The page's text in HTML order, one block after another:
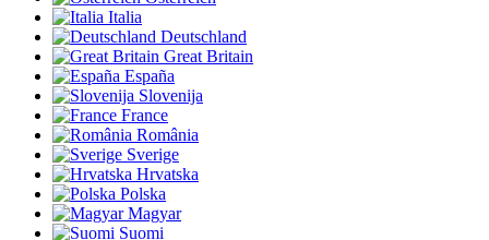
Italia
Deutschland
Great Britain
España
Slovenija
France
România
Sverige
Hrvatska
Polska
Magyar
Suomi